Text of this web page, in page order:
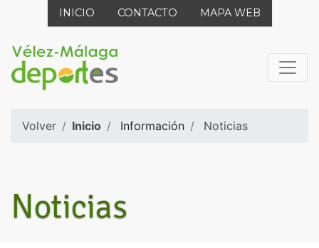
INICIO CONTACTO MAPA WEB
Volver Inicio Información Noticias
Noticias